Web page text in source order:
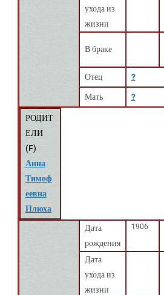
ухода из
жизни
В браке
Отец ?
Мать ?
РОДИТ
ЕЛИ
(F)
Анна
Тимоф
еевна
Плюха
Дата
рождения
1906
Дата
ухода из
жизни